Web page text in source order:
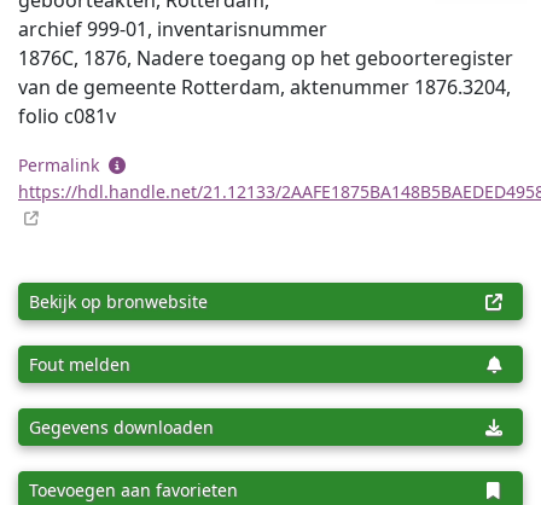
archief 999-01, inventaris­num­mer
1876C, 1876, Nadere toegang op het geboorteregister
van de gemeente Rotterdam, aktenummer 1876.3204,
folio c081v
Permalink
https://hdl.handle.net/21.12133/
Bekijk op bronwebsite
Fout melden
Gegevens downloaden
Toevoegen aan favorieten